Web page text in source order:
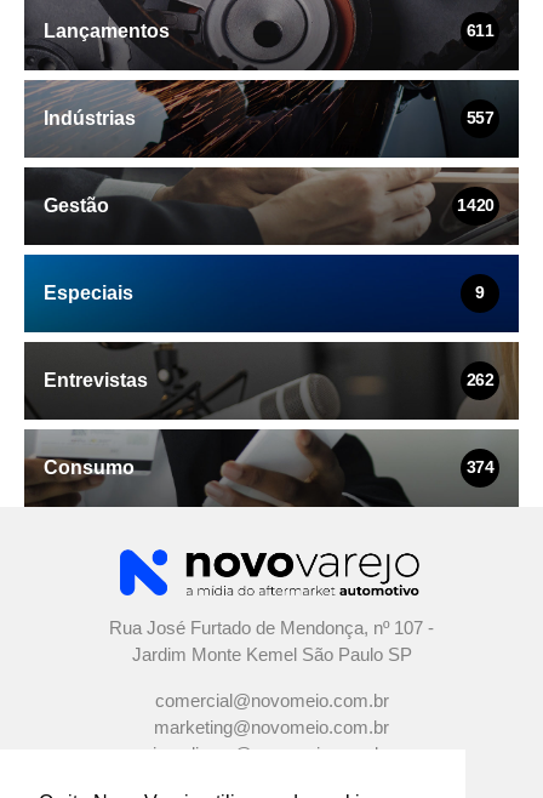
Lançamentos 611
Indústrias 557
Gestão 1420
Especiais 9
Entrevistas 262
Consumo 374
Rua José Furtado de Mendonça, nº 107 -
Jardim Monte Kemel São Paulo SP
comercial@novomeio.com.br
marketing@novomeio.com.br
jornalismo@novomeio.com.br